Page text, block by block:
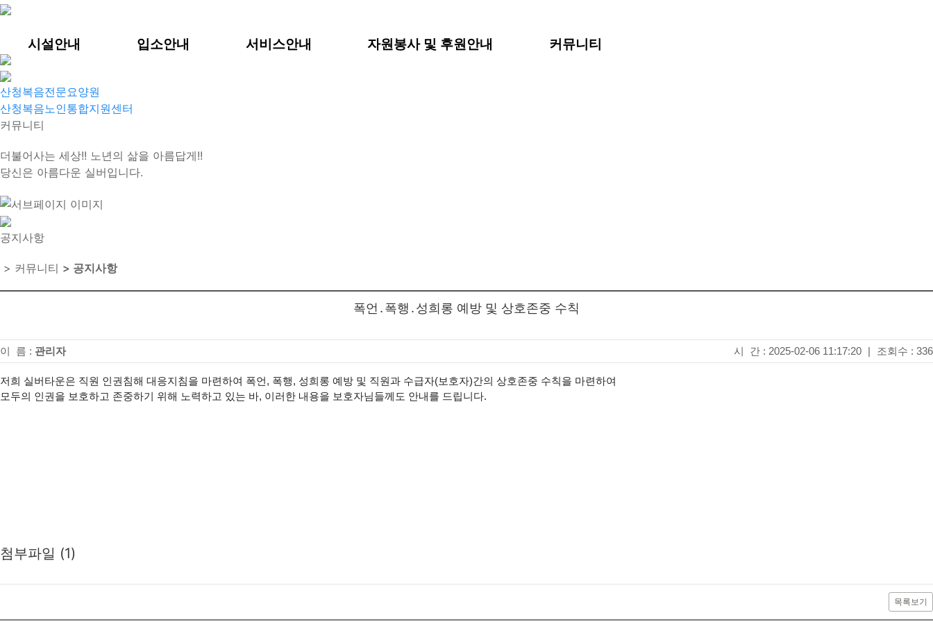
시설안내 입소안내 서비스안내 자원봉사 및 후원안내 커뮤니티
산청복음전문요양원
산청복음노인통합지원센터
커뮤니티
더불어사는 세상!! 노년의 삶을 아름답게!!
당신은 아름다운 실버입니다.
공지사항
> 커뮤니티 > 공지사항
폭언․폭행․성희롱 예방 및 상호존중 수칙
이 름 : 관리자 시 간 : 2025-02-06 11:17:20 | 조회수 : 336
저희 실버타운은 직원 인권침해 대응지침을 마련하여 폭언, 폭행, 성희롱 예방 및 직원과 수급자(보호자)간의 상호존중 수칙을 마련하여
모두의 인권을 보호하고 존중하기 위해 노력하고 있는 바, 이러한 내용을 보호자님들께도 안내를 드립니다.
첨부파일 (1)
목록보기